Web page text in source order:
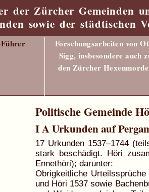
der Zürcher Gemeinden
sowie der städtischen
Forschungsarbeiten von
Sigg, insbesondere auch
den Zürcher
Politische Gemeinde
I A Urkunden auf
17 Urkunden 1537–1744
stark beschädigt. Höri
Ennethöri); darunter:
Obrigkeitliche
und Höri 1537 sowie